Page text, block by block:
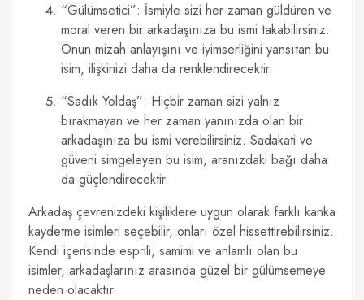
“Gülümsetici”: İsmiyle sizi her zaman güldüren ve
moral veren bir arkadaşınıza bu ismi takabilirsiniz.
Onun mizah anlayışını ve iyimserliğini yansıtan bu
isim, ilişkinizi daha da renklendirecektir.
“Sadık Yoldaş”: Hiçbir zaman sizi yalnız
bırakmayan ve her zaman yanınızda olan bir
arkadaşınıza bu ismi verebilirsiniz. Sadakati ve
güveni simgeleyen bu isim, aranızdaki bağı daha
da güçlendirecektir.
Arkadaş çevrenizdeki kişiliklere uygun olarak farklı kanka
kaydetme isimleri seçebilir, onları özel hissettirebilirsiniz.
Kendi içerisinde esprili, samimi ve anlamlı olan bu
isimler, arkadaşlarınız arasında güzel bir gülümsemeye
neden olacaktır.